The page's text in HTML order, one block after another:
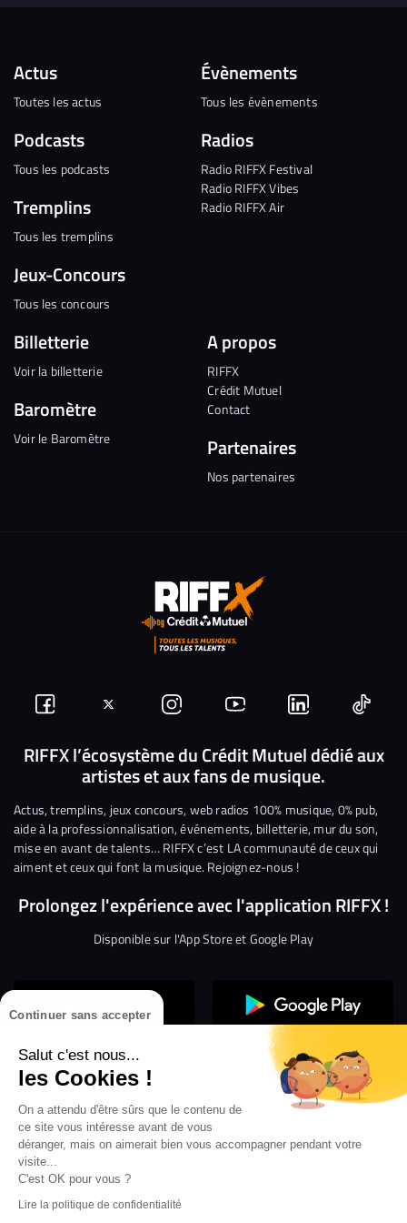
Continuer sans accepter
Salut c'est nous...
les Cookies !
On a attendu d'être sûrs que le contenu de
ce site vous intéresse avant de vous
déranger, mais on aimerait bien vous accompagner pendant votre
visite...
C'est OK pour vous ?
Lire la politique de confidentialité
Actus
Toutes les actus
Podcasts
Tous les podcasts
Tremplins
Tous les tremplins
Jeux-Concours
Tous les concours
Évènements
Tous les évènements
Radios
Radio RIFFX Festival
Radio RIFFX Vibes
Radio RIFFX Air
Billetterie
Voir la billetterie
Baromètre
Voir le Baromètre
A propos
RIFFX
Crédit Mutuel
Contact
Partenaires
Nos partenaires
Suivez-
nous
Facebook
Suivez-
nous
sur
Twitter
Nous
rejoindre
sur
Instagram
Nous
rejoindre
sur
YouTube
Nous
rejoindre
sur
Linkedin
Nous
RIFFX l’écosystème du Crédit Mutuel dédié aux
artistes et aux fans de musique.
Actus, tremplins, jeux concours, web radios 100% musique, 0% pub,
aide à la professionnalisation, événements, billetterie, mur du son,
mise en avant de talents… RIFFX c’est LA communauté de ceux qui
aiment et ceux qui font la musique. Rejoignez-nous !
Prolongez l'expérience avec l'application RIFFX !
Disponible sur l'App Store et Google Play
Confidentialité
Gestion des cookies
Conditions générales d’utilisation
Mentions légales
les webradios RIFFX
en exclusivité sur VIBES le titre de la révé